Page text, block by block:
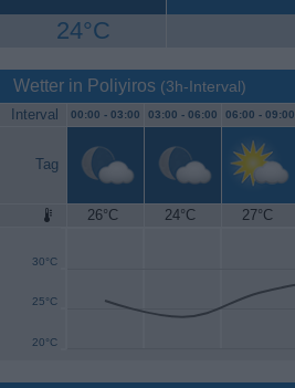
24°C
Wetter in Poliyiros (3h-Interval)
Interval 00:00 - 03:00 03:00 - 06:00 06:00 - 09:00
Tag
26°C 24°C 27°C
20°C
25°C
30°C
35°C